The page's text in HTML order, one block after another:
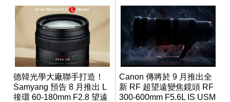
德韓光學大廠聯手打造！
Samyang 預告 8 月推出 L
接環 60-180mm F2.8 望遠
Canon 傳將於 9 月推出全
新 RF 超望遠變焦鏡頭 RF
300-600mm F5.6L IS USM